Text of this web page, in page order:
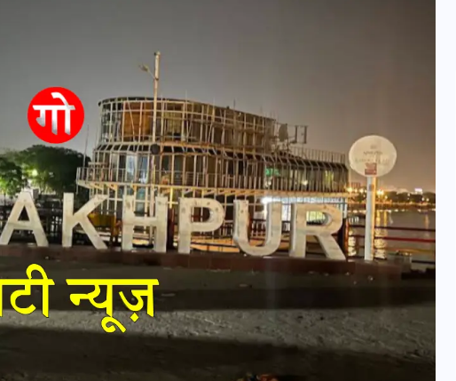
में
यूपी न्यूज़: नौकरों ने पिता-पुत्री
को 5 साल घर में बनाया बंधक,
बुजुर्ग की मौत, बेटी बनी
‘कंकाल’
29 दिसम्बर 2025